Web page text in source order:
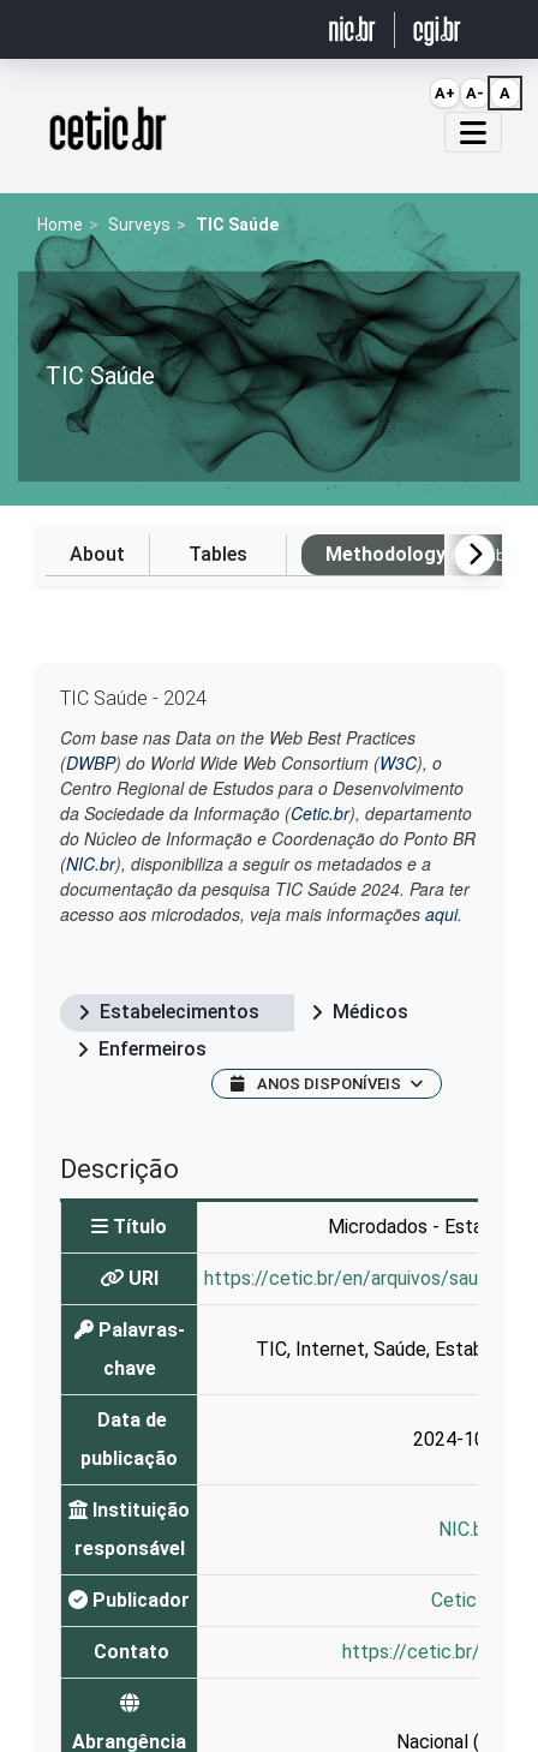
Página inicial
Home Surveys TIC Saúde
TIC Saúde
About Tables Methodology (Available
TIC Saúde - 2024
Com base nas Data on the Web Best Practices
(DWBP) do World Wide Web Consortium (W3C), o
Centro Regional de Estudos para o Desenvolvimento
da Sociedade da Informação (Cetic.br), departamento
do Núcleo de Informação e Coordenação do Ponto BR
(NIC.br), disponibiliza a seguir os metadados e a
documentação da pesquisa TIC Saúde 2024. Para ter
acesso aos microdados, veja mais informações aqui.
Estabelecimentos
Médicos
Enfermeiros
ANOS DISPONÍVEIS
Descrição
Título Microdados -
URI https://cetic.br/en/arquivos/saude/
Palavras-
chave
TIC, Internet, Saúde,
Data de
publicação
2024-10-11
Instituição
responsável
NIC.br
Publicador Cetic.br
Contato https://cetic.br/en/
Abrangência
Nacional (
A+ A- A